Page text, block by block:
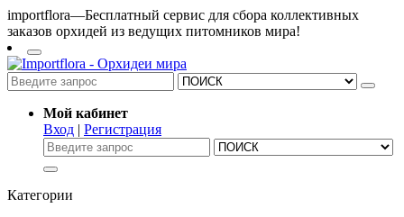
importflora—Бесплатный сервис для сбора коллективных
заказов орхидей из ведущих питомников мира!
Мой кабинет
Вход | Регистрация
Категории